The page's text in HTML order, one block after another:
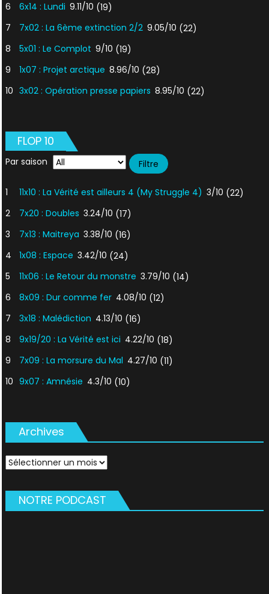
6
6x14 : Lundi 9.11/10 (19)
7
7x02 : La 6ème extinction 2/2 9.05/10 (22)
8
5x01 : Le Complot 9/10 (19)
9
1x07 : Projet arctique 8.96/10 (28)
10 3x02 : Opération presse papiers 8.95/10 (22)
FLOP 10
Par saison
1 11x10 : La Vérité est ailleurs 4 (My Struggle 4) 3/10 (22)
2
7x20 : Doubles 3.24/10 (17)
3
7x13 : Maitreya 3.38/10 (16)
4
1x08 : Espace 3.42/10 (24)
5
11x06 : Le Retour du monstre 3.79/10 (14)
6
8x09 : Dur comme fer 4.08/10 (12)
7
3x18 : Malédiction 4.13/10 (16)
8
9x19/20 : La Vérité est ici 4.22/10 (18)
9
7x09 : La morsure du Mal 4.27/10 (11)
10 9x07 : Amnésie 4.3/10 (10)
Archives
Archives
NOTRE PODCAST